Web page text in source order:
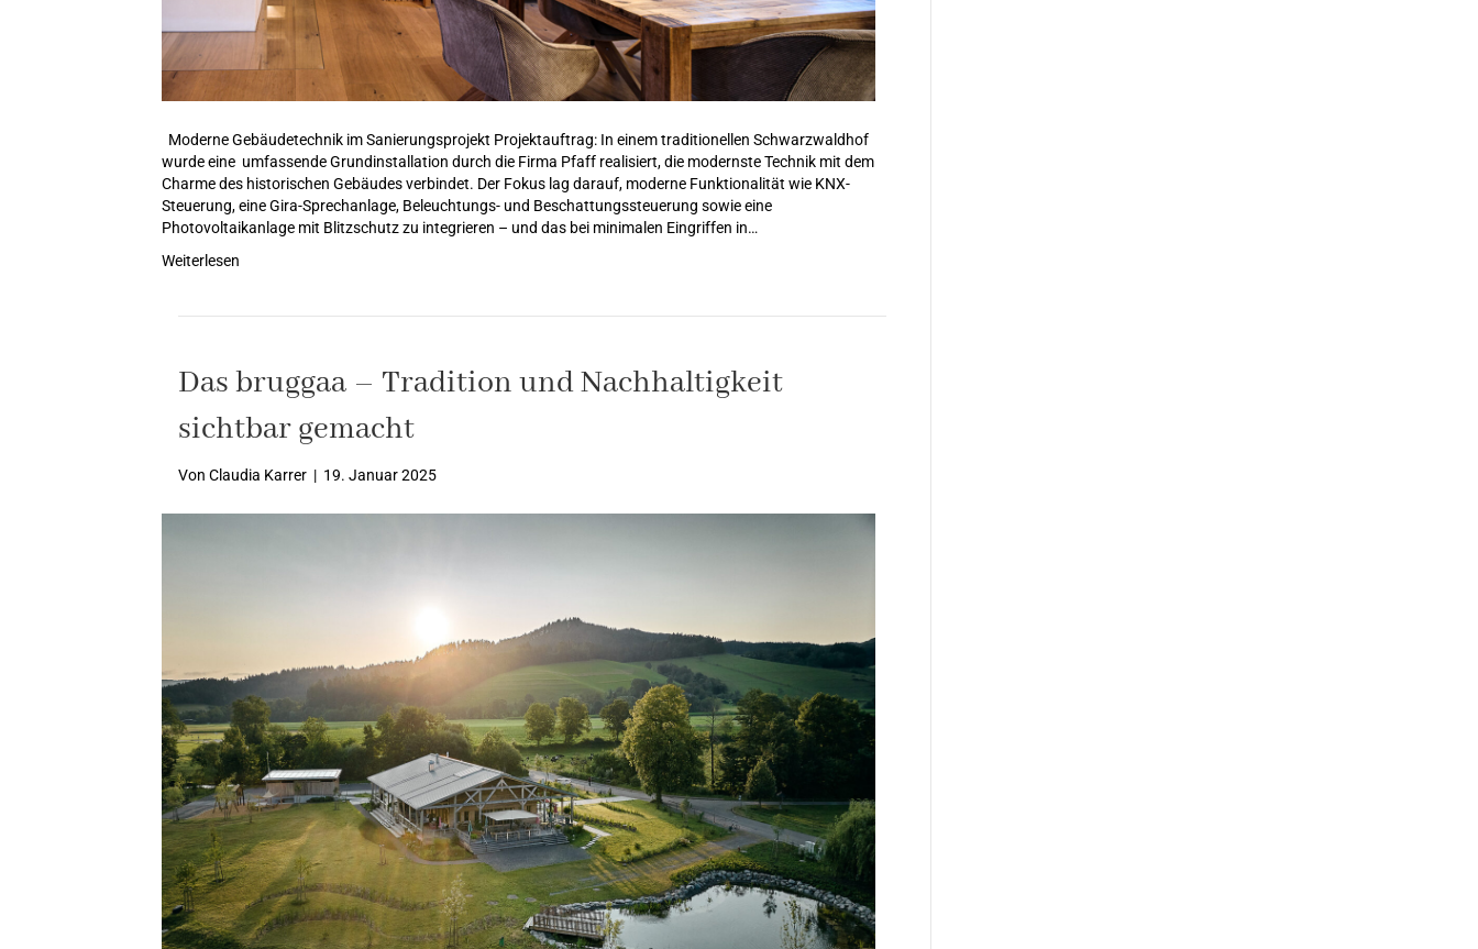
Moderne Gebäudetechnik im Sanierungsprojekt Projektauftrag: In einem traditionellen Schwarzwaldhof
wurde eine umfassende Grundinstallation durch die Firma Pfaff realisiert, die modernste Technik mit dem
Charme des historischen Gebäudes verbindet. Der Fokus lag darauf, moderne Funktionalität wie KNX-
Steuerung, eine Gira-Sprechanlage, Beleuchtungs- und Beschattungssteuerung sowie eine
Photovoltaikanlage mit Blitzschutz zu integrieren – und das bei minimalen Eingriffen in…
Weiterlesen
Das bruggaa – Tradition und Nachhaltigkeit
sichtbar gemacht
Von Claudia Karrer | 19. Januar 2025